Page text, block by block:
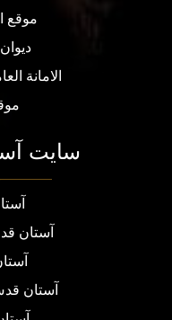
موقع
الامانة
سایت
آستان
آستان